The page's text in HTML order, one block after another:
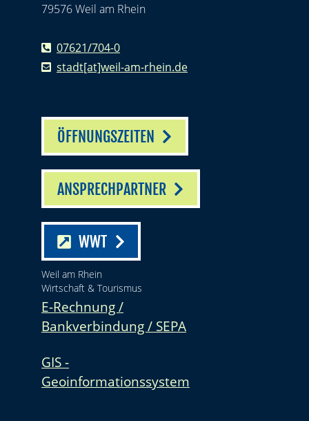
79576 Weil am Rhein
07621/704-0
stadt[at]weil-am-rhein.de
ÖFFNUNGSZEITEN
ANSPRECHPARTNER
WWT
Weil am Rhein
Wirtschaft & Tourismus
E-Rechnung /
Bankverbindung / SEPA
GIS -
Geoinformationssystem